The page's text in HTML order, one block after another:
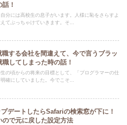
！
分には高校生の息子がいます。人様に恥をさらすよ
てぶっちゃけていきます。そ...
職する会社を間違えて、今で言うブラッ
職してしまった時の話！
の頃からの将来の目標として、「プログラマーの仕
確にしていました。今でこそ...
デートしたらSafariの検索窓が下に！
ので元に戻した設定方法